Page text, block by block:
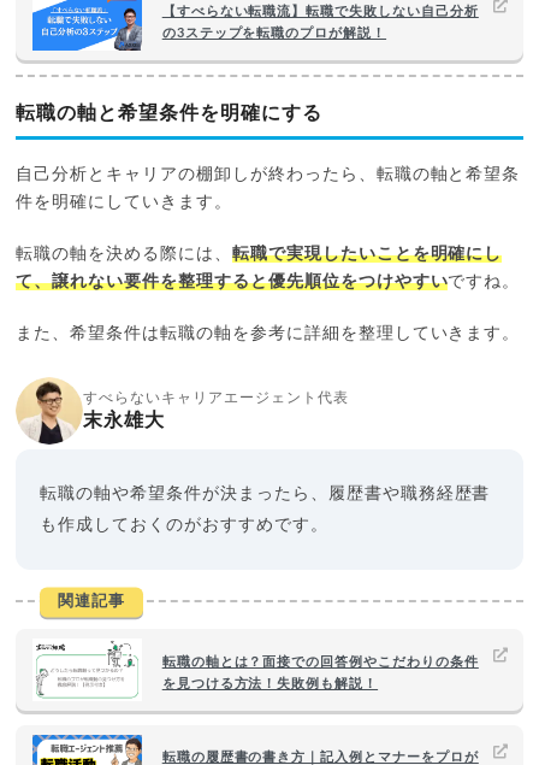
【すべらない転職流】転職で失敗しない自己分析
の3ステップを転職のプロが解説！
転職の軸と希望条件を明確にする
自己分析とキャリアの棚卸しが終わったら、転職の軸と希望条
件を明確にしていきます。
転職の軸を決める際には、 転職で実現したいことを明確にし
て、譲れない要件を整理すると優先順位をつけやすいですね。
また、希望条件は転職の軸を参考に詳細を整理していきます。
すべらないキャリアエージェント代表
末永雄大
転職の軸や希望条件が決まったら、履歴書や職務経歴書
も作成しておくのがおすすめです。
関連記事
転職の軸とは？面接での回答例やこだわりの条件
を見つける方法！失敗例も解説！
転職の履歴書の書き方｜記入例とマナーをプロが